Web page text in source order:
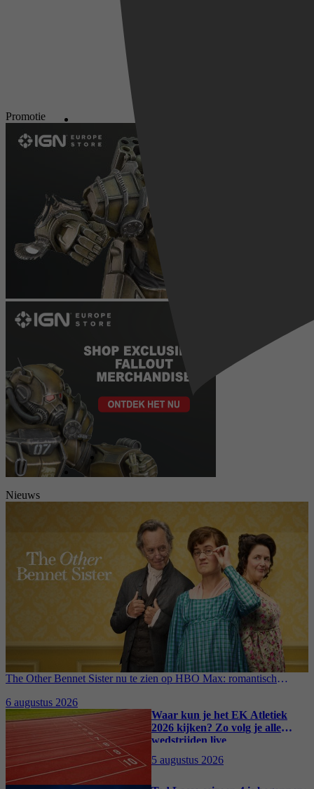
Promotie
Nieuws
The Other Bennet Sister nu te zien op HBO Max: romantisch
6 augustus 2026
Waar kun je het EK Atletiek
2026 kijken? Zo volg je alle
wedstrijden live
5 augustus 2026